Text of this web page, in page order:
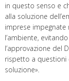
in questo senso e
alla soluzione
imprese impegnate
l’ambiente,
l’approvazione del
rispetto a
soluzione».